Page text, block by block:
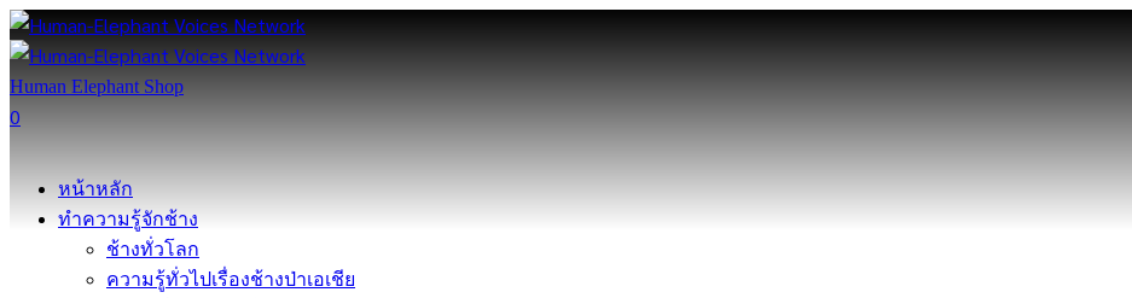
Human Elephant Shop
0
หน้าหลัก
ทำความรู้จักช้าง
ช้างทั่วโลก
ความรู้ทั่วไปเรื่องช้างป่าเอเชีย